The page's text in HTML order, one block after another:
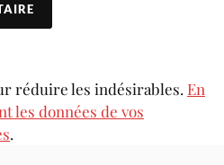
réduire les indésirables. En
les données de vos
.